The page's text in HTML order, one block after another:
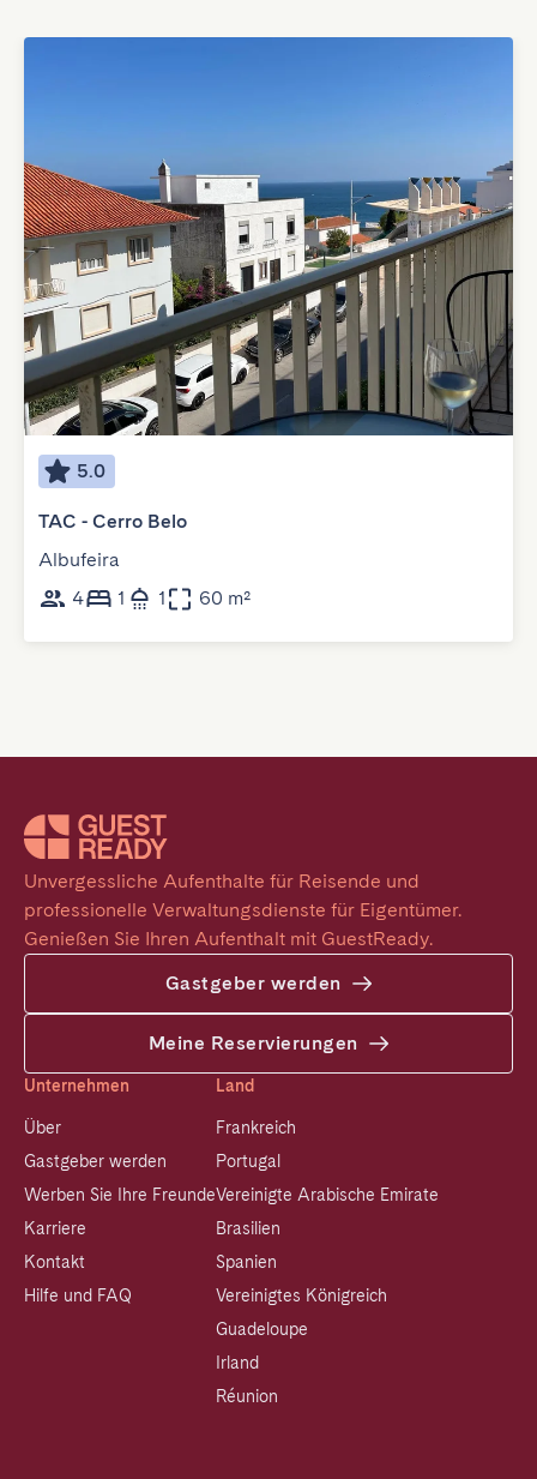
5.0
TAC - Cerro Belo
Albufeira
4
1 1 60 m²
Unvergessliche Aufenthalte für Reisende und
professionelle Verwaltungsdienste für Eigentümer.
Genießen Sie Ihren Aufenthalt mit GuestReady.
Gastgeber werden
Meine Reservierungen
Unternehmen
Über
Gastgeber werden
Werben Sie Ihre Freunde
Karriere
Kontakt
Hilfe und FAQ
Land
Frankreich
Portugal
Vereinigte Arabische Emirate
Brasilien
Spanien
Vereinigtes Königreich
Guadeloupe
Irland
Réunion